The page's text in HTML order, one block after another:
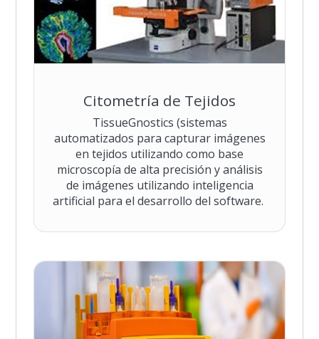
Citometría de Tejidos
TissueGnostics (sistemas
automatizados para capturar imágenes
en tejidos utilizando como base
microscopía de alta precisión y análisis
de imágenes utilizando inteligencia
artificial para el desarrollo del software.